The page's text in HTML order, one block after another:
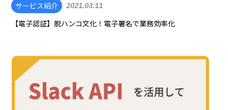
サービス紹介 2021.03.11
【電子認証】脱ハンコ文化！電子署名で業務効率化